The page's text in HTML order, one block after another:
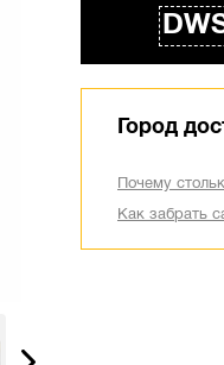
Город
Почему
Как забрать